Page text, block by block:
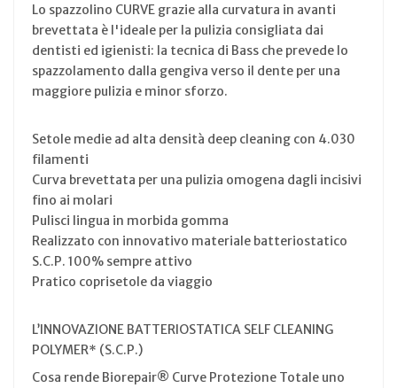
Lo spazzolino CURVE grazie alla curvatura in avanti
brevettata è l'ideale per la pulizia consigliata dai
dentisti ed igienisti: la tecnica di Bass che prevede lo
spazzolamento dalla gengiva verso il dente per una
maggiore pulizia e minor sforzo.
Setole medie ad alta densità deep cleaning con 4.030
filamenti
Curva brevettata per una pulizia omogena dagli incisivi
fino ai molari
Pulisci lingua in morbida gomma
Realizzato con innovativo materiale batteriostatico
S.C.P. 100% sempre attivo
Pratico coprisetole da viaggio
L’INNOVAZIONE BATTERIOSTATICA SELF CLEANING
POLYMER* (S.C.P.)
Cosa rende Biorepair® Curve Protezione Totale uno